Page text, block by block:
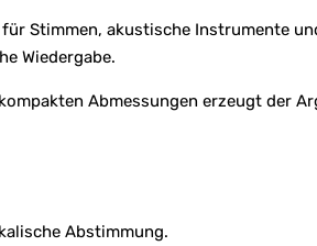
Stimmen, akustische Instrumente
Wiedergabe.
Abmessungen erzeugt der
Abstimmung.